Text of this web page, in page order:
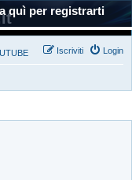
quì per registrarti
Login
Iscriviti